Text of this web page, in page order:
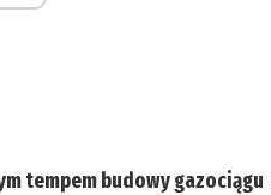
tempem budowy gazociągu